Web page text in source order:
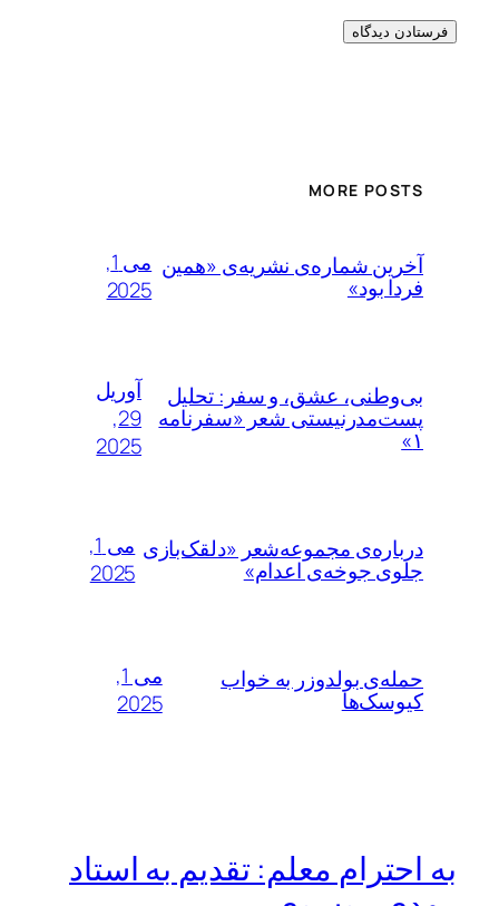
MORE POSTS
آخرین شماره‌ی نشریه‌ی «همین
فردا بود»
می 1,
2025
بی‌وطنی، عشق، و سفر: تحلیل
پست‌مدرنیستی شعر «سفرنامه
۱»
آوریل
29,
2025
درباره‌ی مجموعه‌شعر «دلقک‌بازی
جلوی جوخه‌ی اعدام»
می 1,
2025
حمله‌ی بولدوزر به خواب
کیوسک‌ها
می 1,
2025
به احترام معلم: تقدیم به استاد